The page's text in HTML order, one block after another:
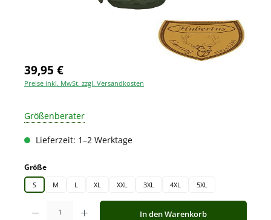
39,95 €
Preise inkl. MwSt. zzgl. Versandkosten
Größenberater
Lieferzeit: 1–2 Werktage
Größeauswählen
S M L XL XXL 3XL 4XL 5XL
Produkt Anzahl: Gib den gewünschten Wert ein oder benutze die
In den Warenkorb